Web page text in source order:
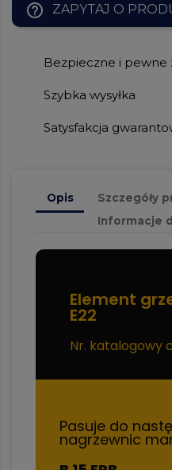
help_outline ZAPYTAJ O
Bezpieczne i pewne
Szybka wysyłka
Satysfakcja
Opis Szczegóły
Informacje
Element
E22
Nr. katalogowy
Pasuje do
nagrzewnic